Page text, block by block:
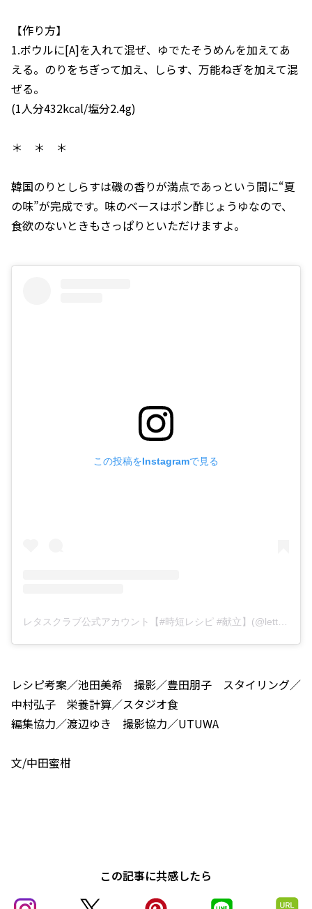
【作り方】
1.ボウルに[A]を入れて混ぜ、ゆでたそうめんを加えてあ
える。のりをちぎって加え、しらす、万能ねぎを加えて混
ぜる。
(1人分432kcal/塩分2.4g)
＊ ＊ ＊
韓国のりとしらすは磯の香りが満点であっという間に“夏
の味”が完成です。味のベースはポン酢じょうゆなので、
食欲のないときもさっぱりといただけますよ。
この投稿をInstagramで見る
レシピ考案／池田美希 撮影／豊田朋子 スタイリング／
中村弘子 栄養計算／スタジオ食
編集協力／渡辺ゆき 撮影協力／UTUWA
文/中田蜜柑
この記事に共感したら